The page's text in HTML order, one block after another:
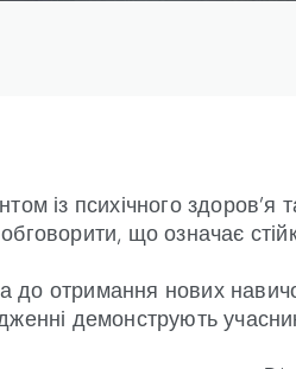
із психічного
що означає
до отримання нових
демонструють